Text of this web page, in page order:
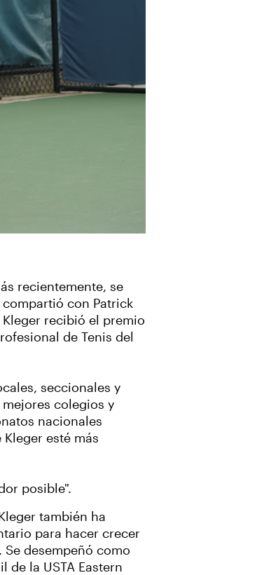
recientemente, se
compartió con Patrick
recibió el premio
de Tenis del
seccionales y
colegios y
nacionales
esté más
posible".
también ha
para hacer crecer
desempeñó como
la USTA Eastern